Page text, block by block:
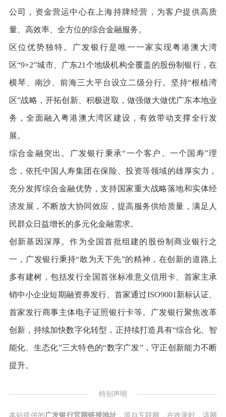
公司，资金营运中心在上海持牌经营，为客户提供高质
量、高效率、全方位的综合金融服务。
区位优势独特。广发银行是唯一一家实现粤港澳大湾
区“9+2”城市、广东21个地级机构全覆盖的股份制银行，在
横琴、南沙、前海三大平台设立二级分行。坚持“根植湾
区”战略，开拓创新、积极进取，做强做大做优广东本地业
务，全面融入粤港澳大湾区建设，有效带动支撑全行发
展。
综合金融突出。广发银行秉承“一个客户、一个国寿”理
念，依托中国人寿集团在保险、投资等领域的雄厚实力，
充分发挥综合金融优势，支持国家重大战略落地和实体经
济发展，不断放大协同效应，提高服务供给质量，满足人
民群众日益增长的多元化金融需求。
创新基因深厚。作为全国首批组建的股份制商业银行之
一，广发银行秉持“敢为天下先”的精神，在创新的道路上
多有建树，包括发行全国首张标准意义信用卡、首家主承
销中小企业短期融资券发行、首家通过ISO9001新标认证、
首家发行商事主体电子证照银行卡等。广发银行聚焦改革
创新，持续加快数字化转型，正持续打造具有“综合化、智
能化、生态化”三大特色的“数字广发”，守正创新能力不断
提升。
特别声明
本站提供的广发银行官网链接地址 ，源自互联网，在收录时，该网